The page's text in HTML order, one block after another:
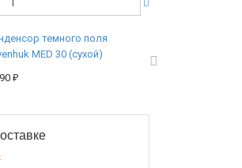
темного поля
MED 30 (сухой)
₽